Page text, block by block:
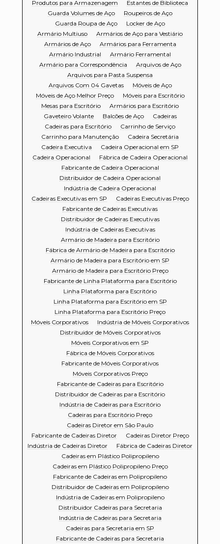
Produtos para Armazenagem
Estantes de Biblioteca
Guarda Volumes de Aço
Roupeiros de Aço
Guarda Roupa de Aço
Locker de Aço
Armário Multiuso
Armários de Aço para Vestiário
Armários de Aço
Armários para Ferramenta
Armário Industrial
Armário Ferramental
Armário para Correspondência
Arquivos de Aço
Arquivos para Pasta Suspensa
Arquivos Com 04 Gavetas
Móveis de Aço
Móveis de Aço Melhor Preço
Móveis para Escritório
Mesas para Escritório
Armários para Escritório
Gaveteiro Volante
Balcões de Aço
Cadeiras
Cadeiras para Escritório
Carrinho de Serviço
Carrinho para Manutenção
Cadeira Secretária
Cadeira Executiva
Cadeira Operacional em SP
Cadeira Operacional
Fábrica de Cadeira Operacional
Fabricante de Cadeira Operacional
Distribuidor de Cadeira Operacional
Indústria de Cadeira Operacional
Cadeiras Executivas em SP
Cadeiras Executivas Preço
Fabricante de Cadeiras Executivas
Distribuidor de Cadeiras Executivas
Indústria de Cadeiras Executivas
Armário de Madeira para Escritório
Fábrica de Armário de Madeira para Escritório
Armário de Madeira para Escritório em SP
Armário de Madeira para Escritório Preço
Fabricante de Linha Plataforma para Escritório
Linha Plataforma para Escritório
Linha Plataforma para Escritório em SP
Linha Plataforma para Escritório Preço
Móveis Corporativos
Indústria de Móveis Corporativos
Distribuidor de Móveis Corporativos
Móveis Corporativos em SP
Fábrica de Móveis Corporativos
Fabricante de Móveis Corporativos
Móveis Corporativos Preço
Fabricante de Cadeiras para Escritório
Distribuidor de Cadeiras para Escritório
Indústria de Cadeiras para Escritório
Cadeiras para Escritório Preço
Cadeiras Diretor em São Paulo
Fabricante de Cadeiras Diretor
Cadeiras Diretor Preço
Indústria de Cadeiras Diretor
Fábrica de Cadeiras Diretor
Cadeiras em Plástico Polipropileno
Cadeiras em Plástico Polipropileno Preço
Fabricante de Cadeiras em Polipropileno
Distribuidor de Cadeiras em Polipropileno
Indústria de Cadeiras em Polipropileno
Distribuidor Cadeiras para Secretaria
Indústria de Cadeiras para Secretaria
Cadeiras para Secretaria em SP
Fabricante de Cadeiras para Secretaria